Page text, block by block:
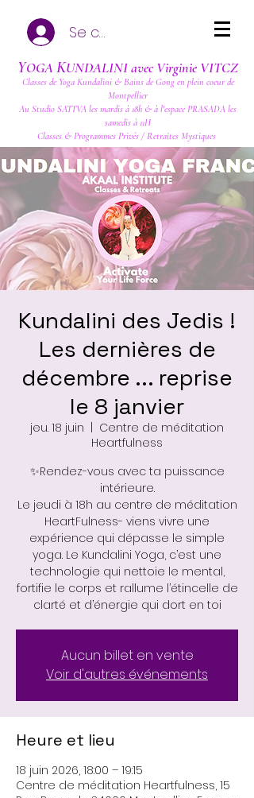
Se connecter
YOGA KUNDALINI avec Virginie VITCZ
Classes de Yoga Kundalini & Bains de Gong en plein coeur de
Montpellier
Au Studio SATTVA les mardis à 18h & à l'espace PRASADA les
samedis à 11H
Classes & Programmes Privés / Retraites Mystiques
Kundalini des Jedis !
Les dernières de
décembre ... reprise
le 8 janvier
jeu. 18 juin
Centre de méditation
Heartfulness
✨Rendez-vous avec ta puissance
intérieure.
Le jeudi à 18h au centre de méditation
HeartFulness- viens vivre une
expérience qui dépasse le simple
yoga. Le Kundalini Yoga, c’est une
technologie qui nettoie le mental,
fortifie le corps et rallume l’étincelle de
Aucun billet en vente
Voir d'autres événements
Heure et lieu
18 juin 2026, 18:00 – 19:15
Centre de méditation Heartfulness, 15